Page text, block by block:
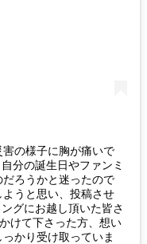
の様子に胸が痛いで
分の誕生日やファンミ
ろうかと迷ったので
うと思い、投稿させ
グにお越し頂いた皆さ
けて下さった方、想い
かり受け取っていま